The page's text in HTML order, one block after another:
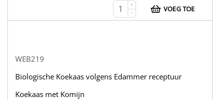
+
−
VOEG TOE
WEB219
Biologische Koekaas volgens Edammer receptuur
Koekaas met Komijn